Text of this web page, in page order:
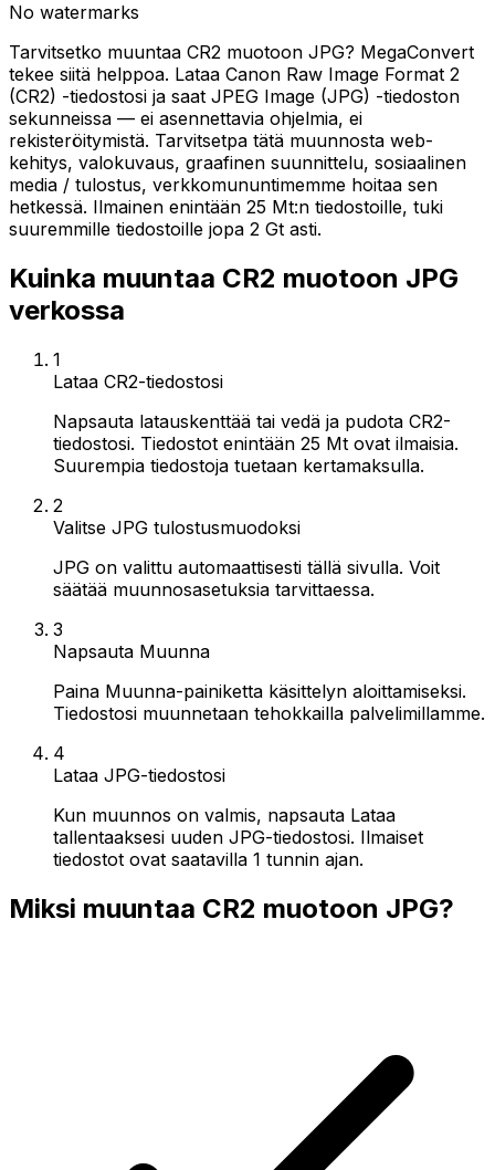
No watermarks
Tarvitsetko muuntaa CR2 muotoon JPG? MegaConvert
tekee siitä helppoa. Lataa Canon Raw Image Format 2
(CR2) -tiedostosi ja saat JPEG Image (JPG) -tiedoston
sekunneissa — ei asennettavia ohjelmia, ei
rekisteröitymistä. Tarvitsetpa tätä muunnosta web-
kehitys, valokuvaus, graafinen suunnittelu, sosiaalinen
media / tulostus, verkkomununtimemme hoitaa sen
hetkessä. Ilmainen enintään 25 Mt:n tiedostoille, tuki
suuremmille tiedostoille jopa 2 Gt asti.
Kuinka muuntaa CR2 muotoon JPG
verkossa
1
Lataa CR2-tiedostosi
Napsauta latauskenttää tai vedä ja pudota CR2-
tiedostosi. Tiedostot enintään 25 Mt ovat ilmaisia.
Suurempia tiedostoja tuetaan kertamaksulla.
2
Valitse JPG tulostusmuodoksi
JPG on valittu automaattisesti tällä sivulla. Voit
säätää muunnosasetuksia tarvittaessa.
3
Napsauta Muunna
Paina Muunna-painiketta käsittelyn aloittamiseksi.
Tiedostosi muunnetaan tehokkailla palvelimillamme.
4
Lataa JPG-tiedostosi
Kun muunnos on valmis, napsauta Lataa
tallentaaksesi uuden JPG-tiedostosi. Ilmaiset
tiedostot ovat saatavilla 1 tunnin ajan.
Miksi muuntaa CR2 muotoon JPG?